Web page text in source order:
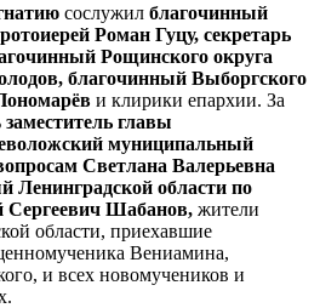
сослужил благочинный
Роман Гуцу, секретарь
Рощинского округа
благочинный Выборгского
и клирики епархии. За
заместитель главы
муниципальный
Светлана Валерьевна
Ленинградской области по
Сергеевич Шабанов, жители
области, приехавшие
Вениамина,
и всех новомучеников и